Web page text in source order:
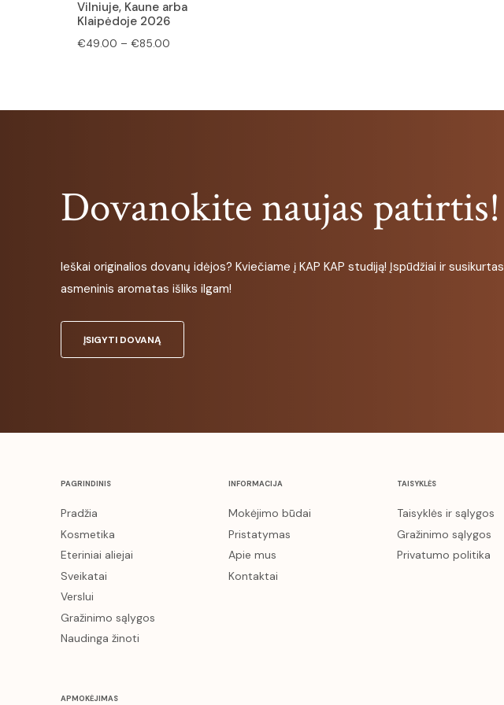
Vilniuje, Kaune arba
Klaipėdoje 2026
€49.00 – €85.00Price
through
Dovanokite naujas patirtis!
Ieškai originalios dovanų idėjos? Kviečiame į KAP KAP studiją! Įspūdžiai ir susikurtas
asmeninis aromatas išliks ilgam!
ĮSIGYTI DOVANĄ
PAGRINDINIS
Pradžia
Kosmetika
Eteriniai aliejai
Sveikatai
Verslui
Gražinimo sąlygos
Naudinga žinoti
INFORMACIJA
Mokėjimo būdai
Pristatymas
Apie mus
Kontaktai
TAISYKLĖS
Taisyklės ir sąlygos
Gražinimo sąlygos
Privatumo politika
APMOKĖJIMAS